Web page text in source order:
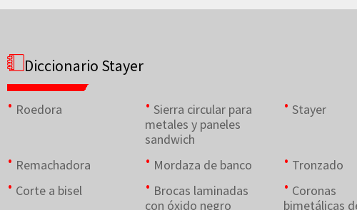
Diccionario Stayer
Roedora
Sierra circular para
metales y paneles
sandwich
Stayer
Remachadora Mordaza de banco
Tronzado
Corte a bisel
Brocas laminadas
con óxido negro
Coronas
bimetálicas